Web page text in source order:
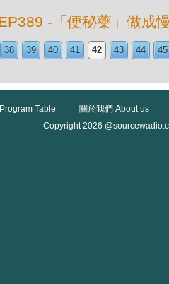
-「便秘藥」做成
38 39 40 41 42 43 44 45
Table
關於我們 About us
Copyright 2026